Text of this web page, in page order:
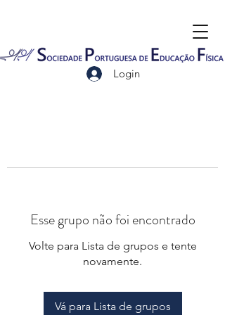
Login
Esse grupo não foi encontrado
Volte para Lista de grupos e tente
novamente.
Vá para Lista de grupos